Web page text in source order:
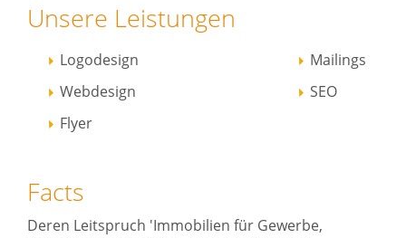
Unsere Leistungen
Logodesign
Webdesign
Flyer
Mailings
SEO
Facts
Deren Leitspruch 'Immobilien für Gewerbe,